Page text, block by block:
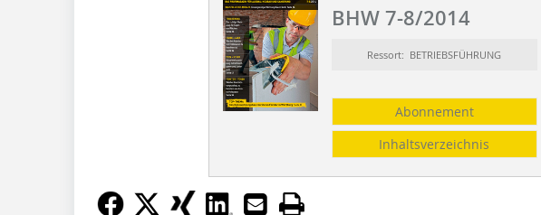
BHW 7-8/2014
Ressort: BETRIEBSFÜHRUNG
Abonnement
Inhaltsverzeichnis